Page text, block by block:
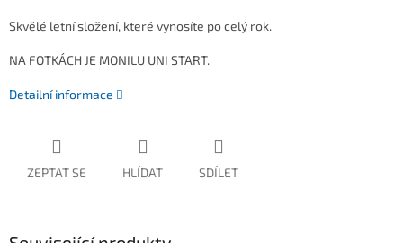
Skvělé letní složení, které vynosíte po celý rok.
NA FOTKÁCH JE MONILU UNI START.
Detailní informace
ZEPTAT SE HLÍDAT SDÍLET